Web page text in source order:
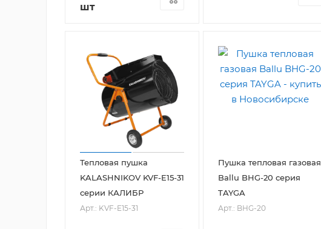
шт
Тепловая пушка
KALASHNIKOV KVF-E15-31
серии КАЛИБР
Арт.: KVF-E15-31
Пушка тепловая газовая
Ballu BHG-20 серия
TAYGA
Арт.: BHG-20